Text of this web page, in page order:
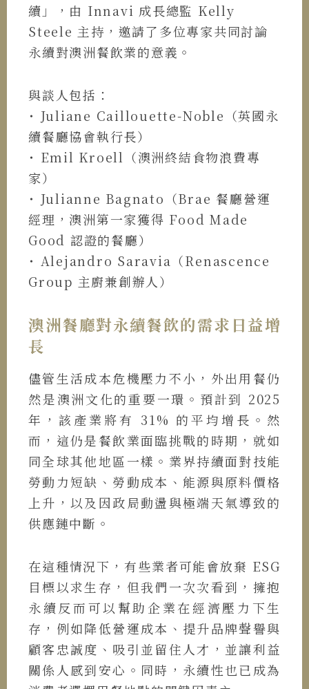
續」，由 Innavi 成長總監 Kelly
Steele 主持，邀請了多位專家共同討論
永續對澳洲餐飲業的意義。
與談人包括：
˙ Juliane Caillouette-Noble（英國永
續餐廳協會執行長）
˙ Emil Kroell（澳洲終結食物浪費專
家）
˙ Julianne Bagnato（Brae 餐廳營運
經理，澳洲第一家獲得 Food Made
Good 認證的餐廳）
˙ Alejandro Saravia（Renascence
Group 主廚兼創辦人）
澳洲餐廳對永續餐飲的需求日益增
長
儘管生活成本危機壓力不小，外出用餐仍
然是澳洲文化的重要一環。預計到 2025
年，該產業將有 31% 的平均增長。然
而，這仍是餐飲業面臨挑戰的時期，就如
同全球其他地區一樣。業界持續面對技能
勞動力短缺、勞動成本、能源與原料價格
上升，以及因政局動盪與極端天氣導致的
供應鏈中斷。
在這種情況下，有些業者可能會放棄 ESG
目標以求生存，但我們一次次看到，擁抱
永續反而可以幫助企業在經濟壓力下生
存，例如降低營運成本、提升品牌聲譽與
顧客忠誠度、吸引並留住人才，並讓利益
關係人感到安心。同時，永續性也已成為